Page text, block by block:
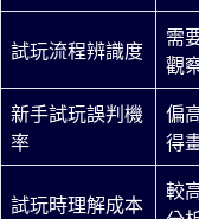
試玩流程辨識度
需
觀
新手試玩誤判機
率
偏
得
試玩時理解成本
較